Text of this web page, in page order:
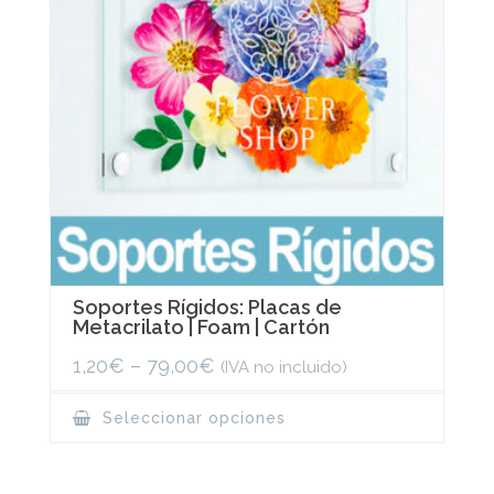
the
product
page
Soportes Rígidos: Placas de
Metacrilato | Foam | Cartón
1,20€ – 79,00€ (IVA no incluido)
Seleccionar opciones